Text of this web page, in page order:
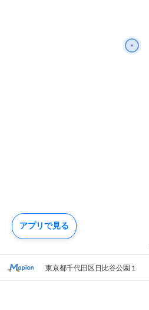
東京都千代田区日比谷公園１
アプリで見る